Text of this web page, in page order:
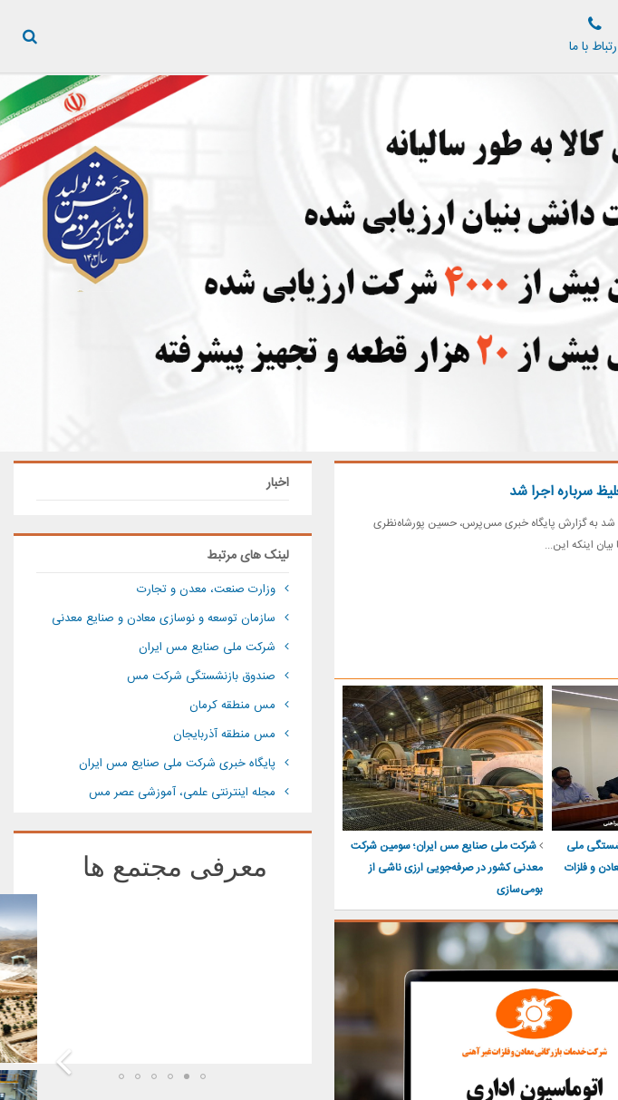
با ما
سرباره اجرا شد
شد به گزارش پایگاه خبری مس‌پرس، حسین پورشاه‌نظری
اینکه این...
ملی
و فلزات
شرکت ملی صنایع مس ایران؛ سومین شرکت
معدنی کشور در صرفه‌جویی ارزی ناشی از
بومی‌سازی
اخبار
لینک های مرتبط
وزارت صنعت، معدن و تجارت
سازمان توسعه و نوسازی معادن و صنایع معدنی
شرکت ملی صنایع مس ایران
صندوق بازنشستگی شرکت مس
مس منطقه کرمان
مس منطقه آذربایجان
پایگاه خبری شرکت ملی صنایع مس ایران
مجله اینترنتی علمی، آموزشی عصر مس
معرفی مجتمع ها